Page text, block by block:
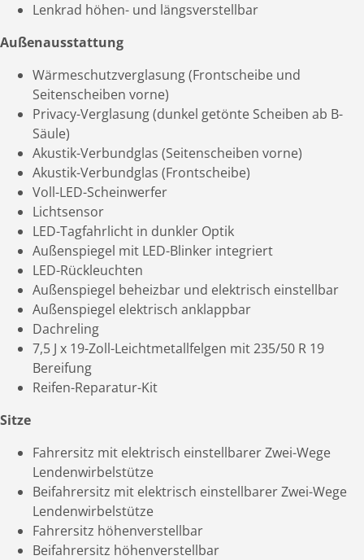
Lenkrad höhen- und längsverstellbar
Außenausstattung
Wärmeschutzverglasung (Frontscheibe und
Seitenscheiben vorne)
Privacy-Verglasung (dunkel getönte Scheiben ab B-
Säule)
Akustik-Verbundglas (Seitenscheiben vorne)
Akustik-Verbundglas (Frontscheibe)
Voll-LED-Scheinwerfer
Lichtsensor
LED-Tagfahrlicht in dunkler Optik
Außenspiegel mit LED-Blinker integriert
LED-Rückleuchten
Außenspiegel beheizbar und elektrisch einstellbar
Außenspiegel elektrisch anklappbar
Dachreling
7,5 J x 19-Zoll-Leichtmetallfelgen mit 235/50 R 19
Bereifung
Reifen-Reparatur-Kit
Sitze
Fahrersitz mit elektrisch einstellbarer Zwei-Wege
Lendenwirbelstütze
Beifahrersitz mit elektrisch einstellbarer Zwei-Wege
Lendenwirbelstütze
Fahrersitz höhenverstellbar
Beifahrersitz höhenverstellbar